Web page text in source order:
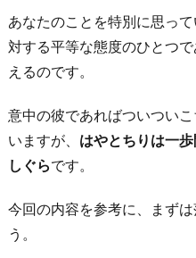
あなたのことを特別に思っ
対する平等な態度のひとつ
えるのです。
意中の彼であればついつい
いますが、 はやとちりは一
しぐらです。
今回の内容を参考に、まず
う。